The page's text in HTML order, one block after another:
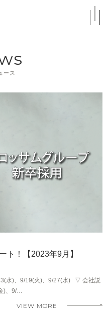
ース
ト！【2023年9月】
水)、9/19(火)、9/27(水) ▽ 会社説
)、9/…
VIEW MORE